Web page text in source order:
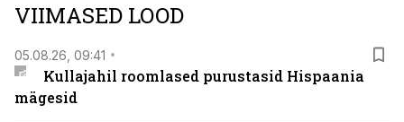
viasathistory.eu/ee
VIIMASED LOOD
05.08.26, 09:41
Kullajahil roomlased purustasid Hispaania
mägesid